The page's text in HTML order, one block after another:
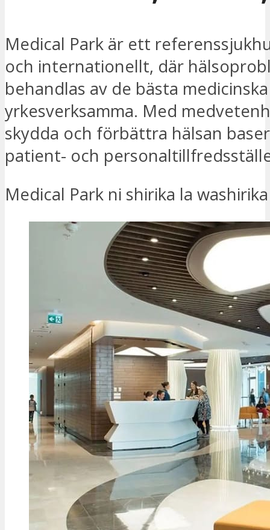
Medical Park är ett
och internationellt, där
behandlas av de bästa
yrkesverksamma. Med
skydda och förbättra hälsan
patient- och
Medical Park ni shirika la washirika